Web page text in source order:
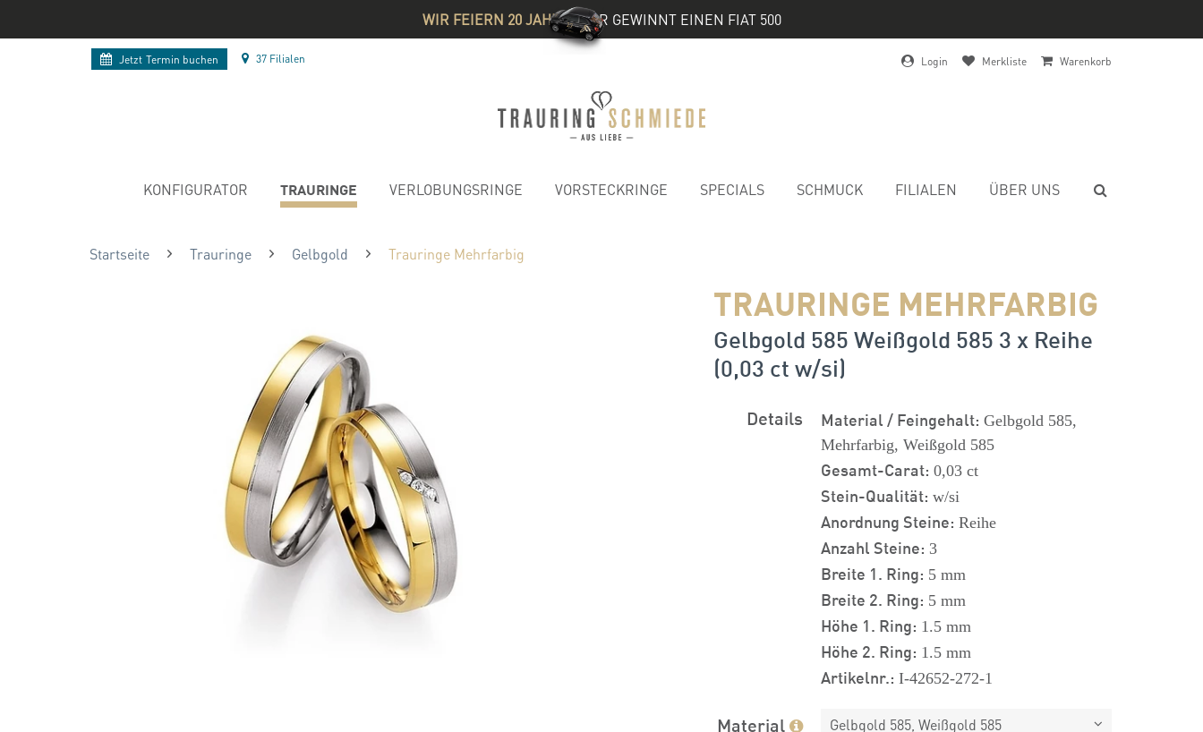
WIR FEIERN 20 JAHRE& IHR GEWINNT EINEN FIAT 500
Jetzt Termin buchen 37 Filialen Login Merkliste Warenkorb
KONFIGURATOR TRAURINGE VERLOBUNGSRINGE VORSTECKRINGE SPECIALS SCHMUCK FILIALEN ÜBER UNS
Startseite Trauringe Gelbgold Trauringe Mehrfarbig
TRAURINGE MEHRFARBIG
Gelbgold 585 Weißgold 585 3 x Reihe
(0,03 ct w/si)
Details Material / Feingehalt: Gelbgold 585,
Mehrfarbig, Weißgold 585
Gesamt-Carat: 0,03 ct
Stein-Qualität: w/si
Anordnung Steine: Reihe
Anzahl Steine: 3
Breite 1. Ring: 5 mm
Breite 2. Ring: 5 mm
Höhe 1. Ring: 1.5 mm
Höhe 2. Ring: 1.5 mm
Artikelnr.: I-42652-272-1
Material Gelbgold 585, Weißgold 585